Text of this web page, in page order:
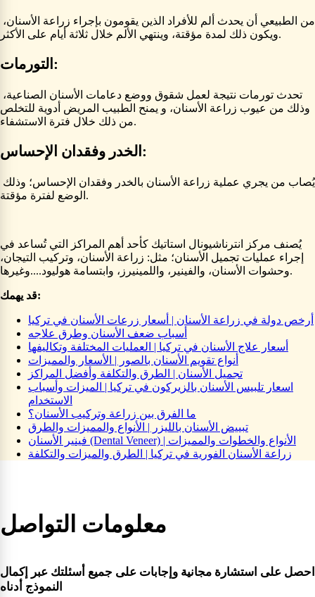
ويكون ذلك لمدة مؤقتة، وينتهي الألم خلال ثلاثة أيام على الأكثر.
التورمات:
وذلك من عيوب زراعة الأسنان، و يمنح الطبيب المريض أدوية للتخلص
من ذلك خلال فترة الاستشفاء.
الخدر وفقدان الإحساس:
الوضع لفترة مؤقتة.
يُصنف مركز انترناشيونال استاتيك كأحد أهم المراكز التي تُساعد في
إجراء عمليات تجميل الأسنان؛ مثل: زراعة الأسنان، وتركيب التيجان،
وحشوات الأسنان، والفينير، واللمينيرز، وابتسامة هوليود....وغيرها.
قد يهمك:
أرخص دولة في زراعة الأسنان | أسعار زرعات الأسنان في تركيا
أسباب ضعف الأسنان وطرق علاجه
أسعار علاج الأسنان في تركيا | العمليات المختلفة وتكاليفها
أنواع تقويم الأسنان بالصور | الأسعار والمميزات
تجميل الأسنان | الطرق والتكلفة وأفضل المراكز
اسعار تلبيس الأسنان بالزيركون في تركيا | الميزات وأسباب
الاستخدام
ما الفرق بين زراعة وتركيب الأسنان؟
تبييض الأسنان بالليزر | الأنواع والمميزات والطرق
فينير الأسنان (Dental Veneer) | الأنواع والخطوات والمميزات
زراعة الأسنان الفورية في تركيا | الطرق والميزات والتكلفة
معلومات التواصل
احصل على استشارة مجانية وإجابات على جميع أسئلتك عبر إكمال
النموذج أدناه